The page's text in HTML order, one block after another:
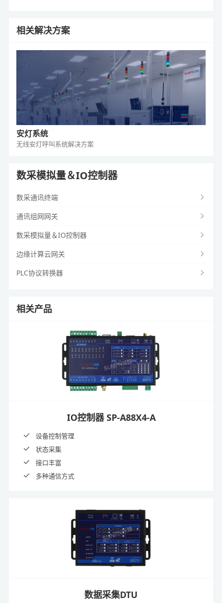
相关解决方案
安灯系统
无线安灯呼叫系统解决方案
数采模拟量＆IO控制器
数采通讯终端
通讯组网网关
数采模拟量＆IO控制器
边缘计算云网关
PLC协议转换器
相关产品
IO控制器 SP-A88X4-A
设备控制管理
状态采集
接口丰富
多种通信方式
数据采集DTU